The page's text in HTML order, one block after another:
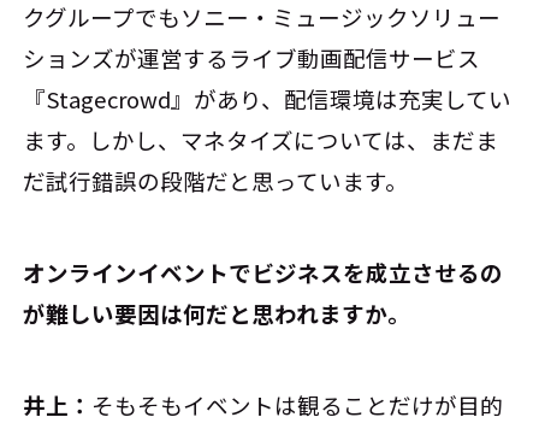
クグループでもソニー・ミュージックソリュー
ションズが運営するライブ動画配信サービス
『Stagecrowd』があり、配信環境は充実してい
ます。しかし、マネタイズについては、まだま
だ試行錯誤の段階だと思っています。
――オンラインイベントでビジネスを成立させるの
が難しい要因は何だと思われますか。
井上： そもそもイベントは観ることだけが目的